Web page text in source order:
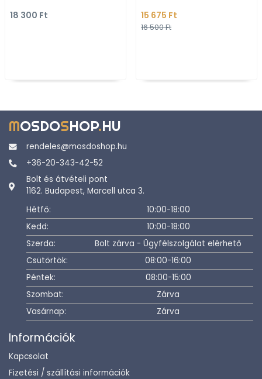
18 300 Ft
15 675 Ft
16 500 Ft
MOSDOSHOP.HU
rendeles@mosdoshop.hu
+36-20-343-42-52
Bolt és átvételi pont
1162. Budapest, Marcell utca 3.
Hétfő:
10:00-18:00
Kedd:
10:00-18:00
Szerda:
Bolt zárva - Ügyfélszolgálat elérhető
Csütörtök:
08:00-16:00
Péntek:
08:00-15:00
Szombat:
Zárva
Vasárnap:
Zárva
Információk
Kapcsolat
Fizetési / szállítási információk